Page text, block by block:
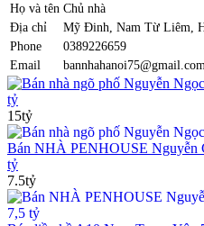
Họ và tên Chủ nhà
Địa chỉ
Mỹ Đinh, Nam Từ Liêm,
Phone
0389226659
Email
bannhahanoi75@gmail.com
Bán nhà ngõ phố Nguyễn
tỷ
15tỷ
Bán NHÀ PENHOUSE Nguyễn
tỷ
7.5tỷ